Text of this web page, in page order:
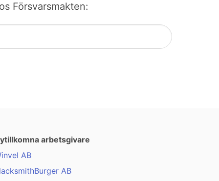
Försvarsmakten:
arbetsgivare
AB
AB